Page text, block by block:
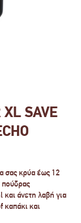
SAVE
σας κρύα έως 12
άνετη λαβή για
καπάκι και